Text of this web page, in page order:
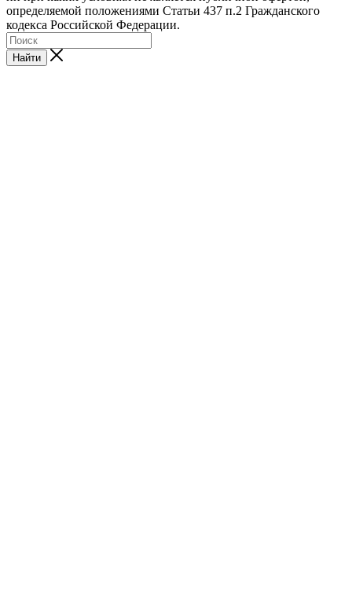
определяемой положениями Статьи 437 п.2 Гражданского
кодекса Российской Федерации.
Найти